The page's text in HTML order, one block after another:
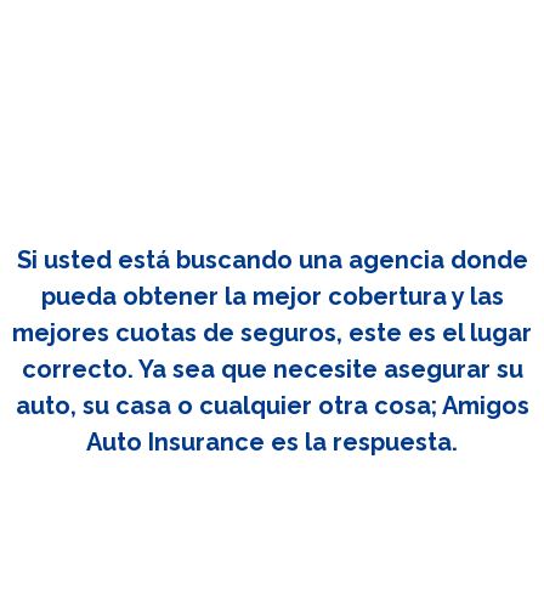
Si usted está buscando una agencia donde
pueda obtener la mejor cobertura y las
mejores cuotas de seguros, este es el lugar
correcto. Ya sea que necesite asegurar su
auto, su casa o cualquier otra cosa; Amigos
Auto Insurance es la respuesta.